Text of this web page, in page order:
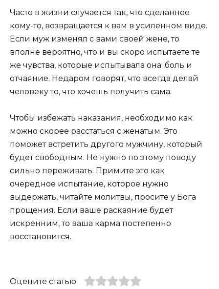
Часто в жизни случается так, что сделанное
кому-то, возвращается к вам в усиленном виде.
Если муж изменял с вами своей жене, то
вполне вероятно, что и вы скоро испытаете те
же чувства, которые испытывала она: боль и
отчаяние. Недаром говорят, что всегда делай
человеку то, что хочешь получить сама.
Чтобы избежать наказания, необходимо как
можно скорее расстаться с женатым. Это
поможет встретить другого мужчину, который
будет свободным. Не нужно по этому поводу
сильно переживать. Примите это как
очередное испытание, которое нужно
выдержать, читайте молитвы, просите у Бога
прощения. Если ваше раскаяние будет
искренним, то ваша карма постепенно
восстановится.
Оцените статью